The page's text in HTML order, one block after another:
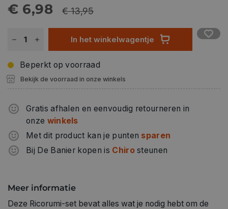
dk in de aangegeven kleuren en aantallen, 1 haak- en 1
dk van 100% katoen (57,5 m / 25 g) en Creative Ricorumi
inbegrepen
€ 6,98 € 13,95
In het winkelwagentje
Beperkt op voorraad
Bekijk de voorraad in onze winkels
Gratis afhalen en eenvoudig retourneren in
onze winkels
Met dit product kan je punten sparen
Bij De Banier kopen is Chirosteunen
Meer informatie
Deze Ricorumi-set bevat alles wat je nodig hebt om de